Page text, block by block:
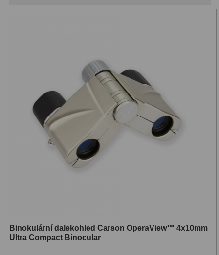
Doplňky
Měsíční a Polarizační 23
OIII9
Binokulární dalekohled Carson OperaView™ 4x10mm
Ultra Compact Binocular